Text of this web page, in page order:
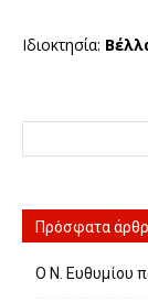
Ιδιοκτησία:
Πρόσφατα
Ο Ν. Ευθυμίου